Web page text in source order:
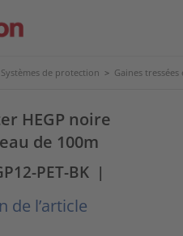
Systèmes de protection > Gaines tressées
HEGP noire
de 100m
PET-BK |
de l’article